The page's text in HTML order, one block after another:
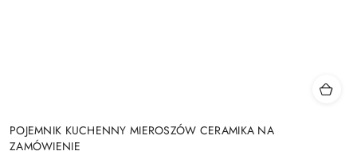
POJEMNIK KUCHENNY MIEROSZÓW CERAMIKA NA
ZAMÓWIENIE